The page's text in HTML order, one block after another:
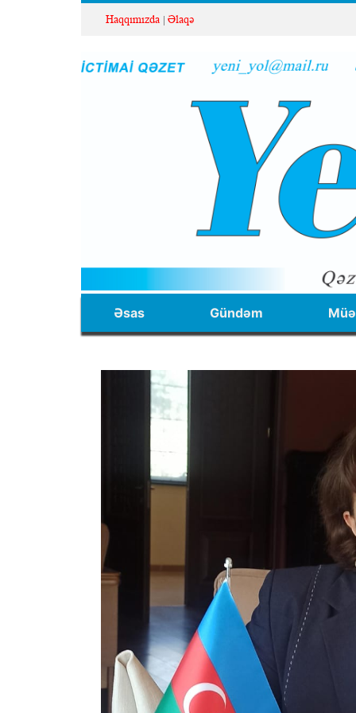
Haqqımızda Əlaqə
Əsas Gündəm